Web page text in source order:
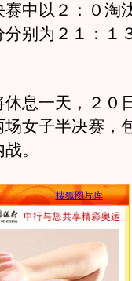
中以２：０淘
别为２１：１
息一天，２０
女子半决赛，
。
搜狐图片库